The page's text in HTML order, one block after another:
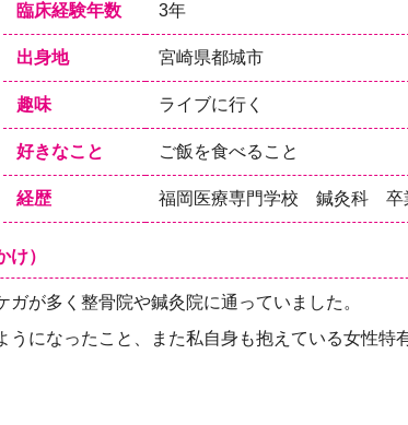
臨床経験年数 3年
出身地 宮崎県都城市
趣味 ライブに行く
好きなこと ご飯を食べること
経歴 福岡医療専門学校 鍼灸科 卒
）
が多く整骨院や鍼灸院に通っていました。
になったこと、また私自身も抱えている女性特